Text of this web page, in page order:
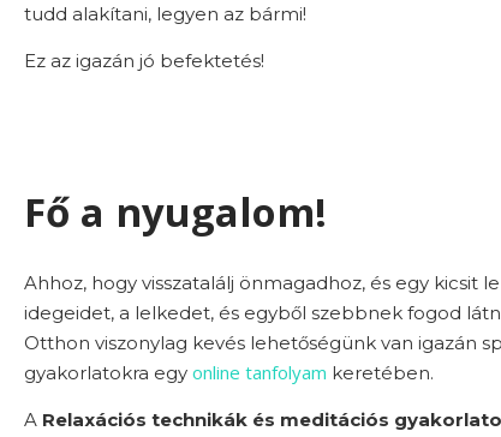
tudd alakítani, legyen az bármi!
Ez az igazán jó befektetés!
Fő a nyugalom!
Ahhoz, hogy visszatalálj önmagadhoz, és egy kicsit
idegeidet, a lelkedet, és egyből szebbnek fogod
Otthon viszonylag kevés lehetőségünk van igazán
gyakorlatokra egy online tanfolyam keretében.
A Relaxációs technikák és meditációs